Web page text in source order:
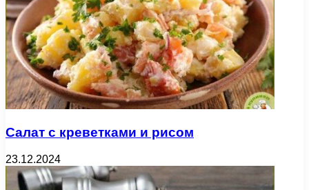
Салат с креветками и рисом
23.12.2024